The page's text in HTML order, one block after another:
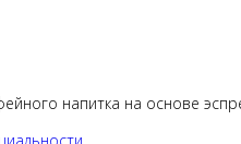
напитка на основе